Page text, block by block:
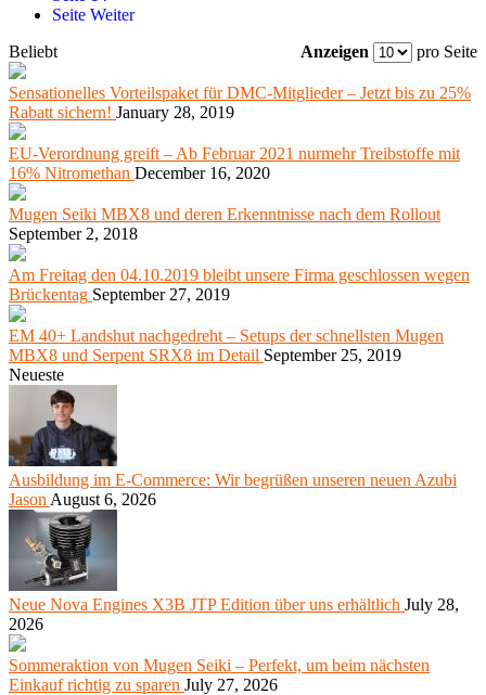
Seite Weiter
Anzeigen
pro Seite
Beliebt
Sensationelles Vorteilspaket für DMC-Mitglieder – Jetzt bis zu 25%
Rabatt sichern! January 28, 2019
EU-Verordnung greift – Ab Februar 2021 nurmehr Treibstoffe mit
16% Nitromethan December 16, 2020
Mugen Seiki MBX8 und deren Erkenntnisse nach dem Rollout
September 2, 2018
Am Freitag den 04.10.2019 bleibt unsere Firma geschlossen wegen
Brückentag September 27, 2019
EM 40+ Landshut nachgedreht – Setups der schnellsten Mugen
MBX8 und Serpent SRX8 im Detail September 25, 2019
Neueste
Ausbildung im E-Commerce: Wir begrüßen unseren neuen Azubi
Jason August 6, 2026
Neue Nova Engines X3B JTP Edition über uns erhältlich July 28,
2026
Sommeraktion von Mugen Seiki – Perfekt, um beim nächsten
Einkauf richtig zu sparen July 27, 2026